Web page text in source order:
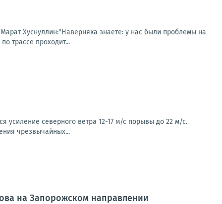
Хуснуллин:"Наверняка знаете: у нас были проблемы на
трассе проходит...
усиление северного ветра 12-17 м/с порывы до 22 м/с.
чрезвычайных...
на Запорожском направлении